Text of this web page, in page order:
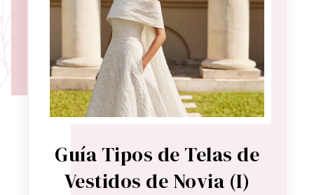
Guía Tipos de Telas de
Vestidos de Novia (I)